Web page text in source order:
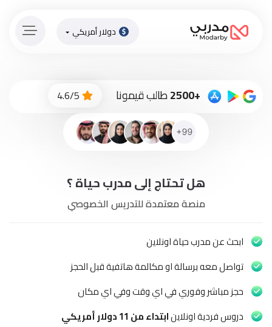
الاّن
أونلاين
باقات
وطلاب
المدارس
دولار أمريكي
+2500 طالب قيمونا 4.6/5
هل تحتاج إلى مدرب حياة ؟
منصة معتمدة للتدريس الخصوصي
ابحث عن مدرب حياة اونلاين
تواصل معه برسالة او مكالمة هاتفية قبل الحجز
حجز مباشر وفوري في اي وقت وفي اي مكان
دروس فردية اونلاينابتداء من 11 دولار أمريكي